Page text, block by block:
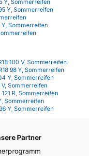
Y, Sommerreifen
Y, Sommerreifen
Y, Sommerreifen
100 V, Sommerreifen
98 Y, Sommerreifen
Y, Sommerreifen
V, Sommerreifen
R, Sommerreifen
Sommerreifen
Y, Sommerreifen
Partner